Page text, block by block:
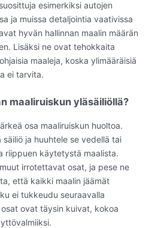
esimerkiksi autojen
ja muissa detaljointia vaativissa
hyvän hallinnan maalin määrän
Lisäksi ne ovat tehokkaita
maaleja, koska ylimääräisiä
ei tarvita.
maaliruiskun yläsäiliöllä?
osa maaliruiskun huoltoa.
säiliö ja huuhtele se vedellä tai
riippuen käytetystä maalista.
irrotettavat osat, ja pese ne
että kaikki maalin jäämät
ei tukkeudu seuraavalla
ovat täysin kuivat, kokoa